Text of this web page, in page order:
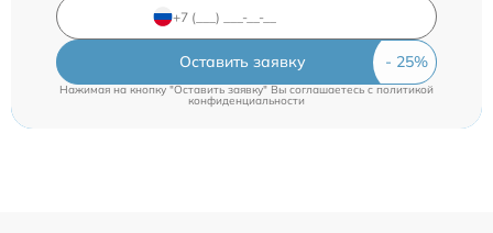
Оставить заявку
Нажимая на кнопку "Оставить заявку" Вы соглашаетесь cполитикой
конфиденциальности